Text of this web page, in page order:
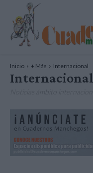
Inicio + Más Internacional
Internacional